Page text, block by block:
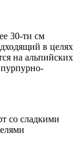
30-ти см
в целях
на альпийских
со сладкими